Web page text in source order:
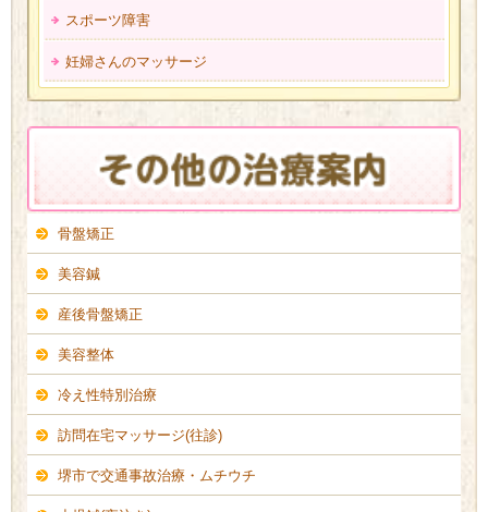
スポーツ障害
妊婦さんのマッサージ
骨盤矯正
美容鍼
産後骨盤矯正
美容整体
冷え性特別治療
訪問在宅マッサージ(往診)
堺市で交通事故治療・ムチウチ